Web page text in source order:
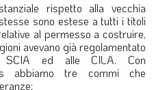
rispetto alla vecchia
sono estese a tutti i titoli
al permesso a costruire,
avevano già regolamentato
SCIA ed alle CILA. Con
abbiamo tre commi che